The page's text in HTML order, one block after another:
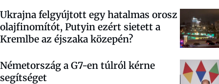
Ukrajna felgyújtott egy hatalmas orosz
olajfinomítót, Putyin ezért sietett a
Kremlbe az éjszaka közepén?
Németország a G7-en túlról kérne
segítséget